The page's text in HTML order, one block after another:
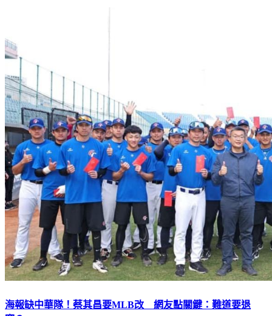
海報缺中華隊！蔡其昌要MLB改 網友點關鍵：難道要退